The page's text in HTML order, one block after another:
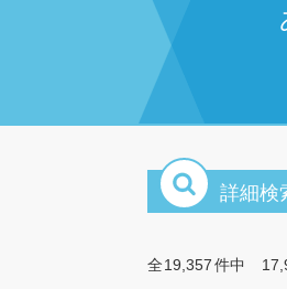
詳細検
全19,357件中